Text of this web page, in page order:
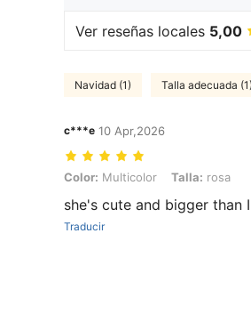
Ver reseñas locales 5,00
Navidad (1) Talla adecuada (1)
c***e 10 Apr,2026
Color: Multicolor, Talla: rosa
Color: Multicolor Talla: rosa
she's cute and bigger than
Traducir